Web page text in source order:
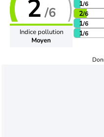
2 /6
Indice pollution
Moyen
1/6
2/6
1/6
1/6